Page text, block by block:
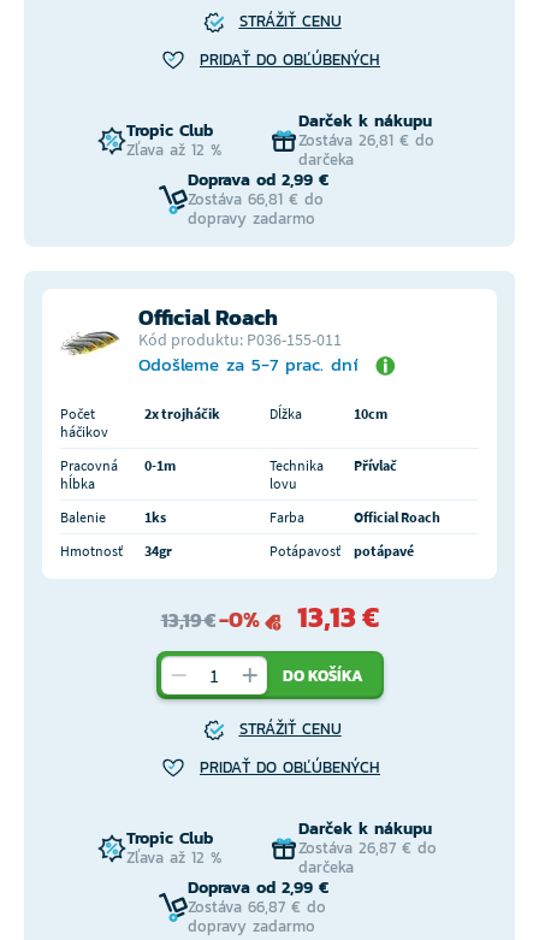
STRÁŽIŤ CENU
PRIDAŤ DO OBĽÚBENÝCH
Tropic Club
Zľava až 12 %
Darček k nákupu
Zostáva 26,81 € do
darčeka
Doprava od 2,99 €
Zostáva 66,81 € do
dopravy zadarmo
Official Roach
Kód produktu: P036-155-011
Odošleme za 5-7 prac. dní
Počet
háčikov
2x trojháčik Dĺžka 10cm
Pracovná
hĺbka
0-1m
Technika
lovu
Přívlač
Balenie 1ks Farba
Official Roach
Hmotnosť
34gr Potápavosť potápavé
13,19 €-0% 13,13 €
DO KOŠÍKA
STRÁŽIŤ CENU
PRIDAŤ DO OBĽÚBENÝCH
Tropic Club
Zľava až 12 %
Darček k nákupu
Zostáva 26,87 € do
darčeka
Doprava od 2,99 €
Zostáva 66,87 € do
dopravy zadarmo